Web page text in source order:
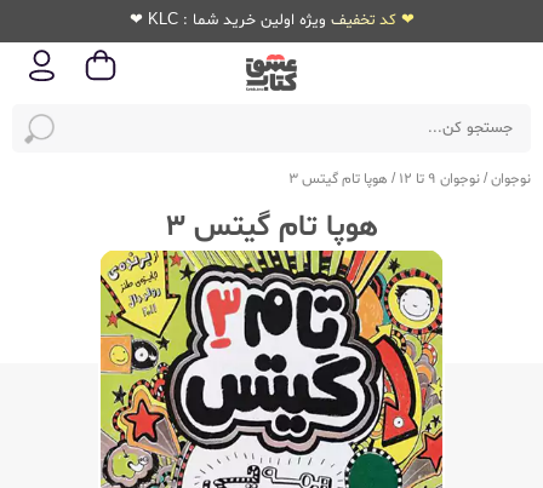
❤ کد تخفیف ویژه اولین خرید شما : KLC ❤
نوجوان/نوجوان 9 تا 12 / هوپا تام گیتس 3
هوپا تام گیتس 3